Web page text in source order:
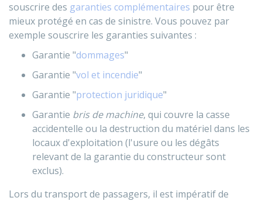
souscrire des garanties complémentaires pour être
mieux protégé en cas de sinistre. Vous pouvez par
exemple souscrire les garanties suivantes :
Garantie "dommages"
Garantie "vol et incendie"
Garantie "protection juridique"
Garantie bris de machine, qui couvre la casse
accidentelle ou la destruction du matériel dans les
locaux d'exploitation (l'usure ou les dégâts
relevant de la garantie du constructeur sont
exclus).
Lors du transport de passagers, il est impératif de